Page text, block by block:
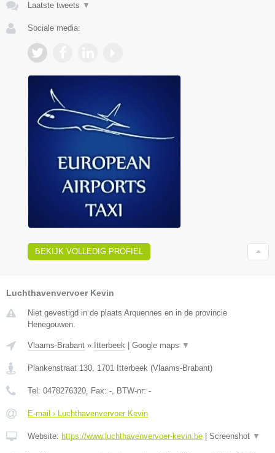
Laatste tweets ▼
Sociale media:
BEKIJK VOLLEDIG PROFIEL
Luchthavenvervoer Kevin
Niet gevestigd in de plaats Arquennes en in de provincie
Henegouwen.
Vlaams-Brabant » Itterbeek Google maps ▼
Plankenstraat 130, 1701 Itterbeek (Vlaams-Brabant)
Tel: 0478276320, Fax: -, BTW-nr: -
E-mail › Luchthavenvervoer Kevin
Website: https://www.luchthavenvervoer-kevin.be Screenshot ▼